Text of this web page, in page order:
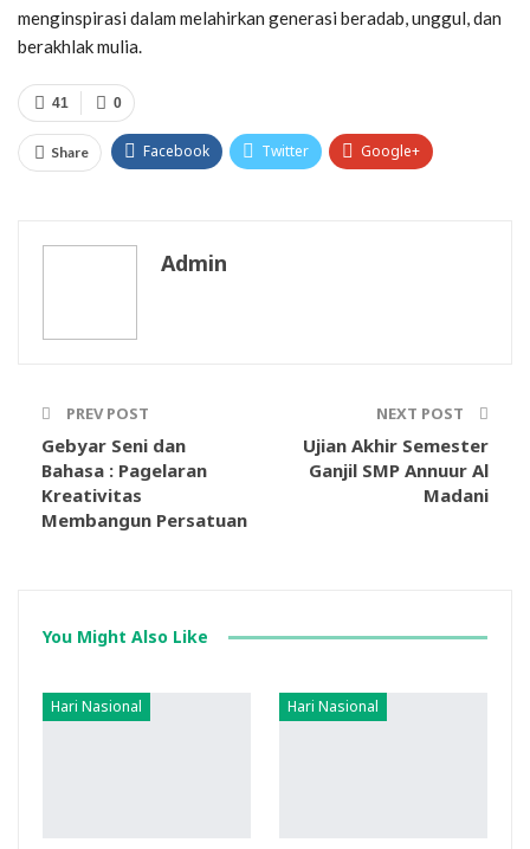
menginspirasi dalam melahirkan generasi beradab, unggul, dan
berakhlak mulia.
0
41
Share Facebook Twitter Google+
Admin
PREV POST
Gebyar Seni dan
Bahasa : Pagelaran
Kreativitas
Membangun Persatuan
NEXT POST
Ujian Akhir Semester
Ganjil SMP Annuur Al
Madani
You Might Also Like
Hari Nasional Hari Nasional